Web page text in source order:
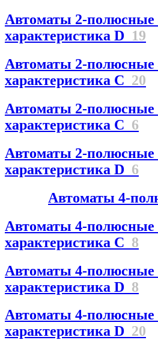
Автоматы 2-полюсные
характеристика D 19
Автоматы 2-полюсные
характеристика С 20
Автоматы 2-полюсные
характеристика C 6
Автоматы 2-полюсные
характеристика D 6
Автоматы 4-
Автоматы 4-полюсные
характеристика C 8
Автоматы 4-полюсные
характеристика D 8
Автоматы 4-полюсные
характеристика D 20